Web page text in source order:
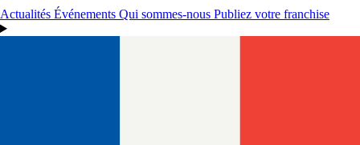
Actualités Événements Qui sommes-nous Publiez votre franchise